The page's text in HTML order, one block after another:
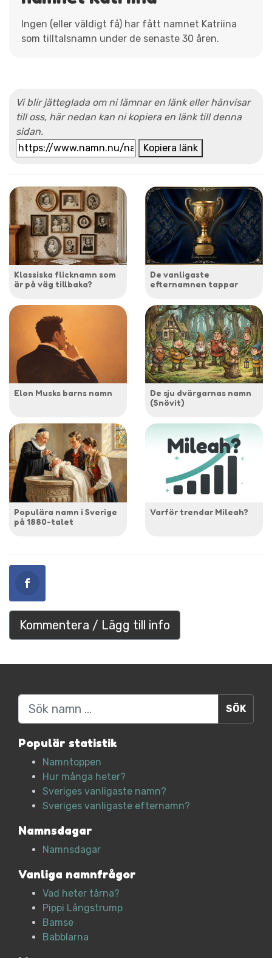
Ingen (eller väldigt få) har fått namnet Katriina
som tilltalsnamn under de senaste 30 åren.
Vi blir jätteglada om ni lämnar en länk eller hänvisar
till oss, här nedan kan ni kopiera en länk till denna
sidan.
Kopiera länk
Klassiska flicknamn som
är på väg tillbaka?
De vanligaste
efternamnen tappar
Elon Musks barns namn
De sju dvärgarnas namn
(Snövit)
Populära namn i Sverige
på 1880-talet
Varför trendar Mileah?
Kommentera / Lägg till info
Sök
Populär statistik
Namntoppen
Hur många heter?
Sveriges vanligaste namn?
Sveriges vanligaste efternamn?
Namnsdagar
Namnsdagar
Vanliga namnfrågor
Vad heter tårna?
Pippi Långstrump
Bamse
Babblarna